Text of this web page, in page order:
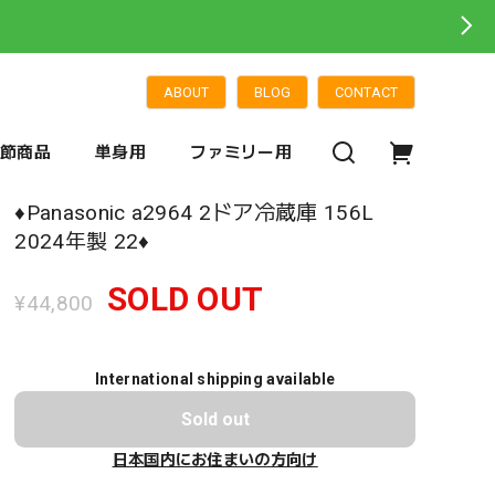
ABOUT BLOG CONTACT
商品 単身用 ファミリー用
♦️Panasonic a2964 2ドア冷蔵庫 156L
2024年製 22♦️
¥44,800 SOLD OUT
International shipping available
Sold out
日本国内にお住まいの方向け